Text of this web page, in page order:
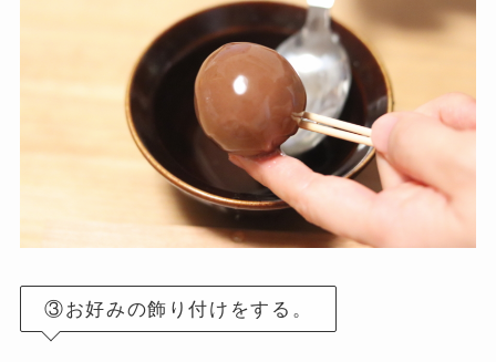
③お好みの飾り付けをする。